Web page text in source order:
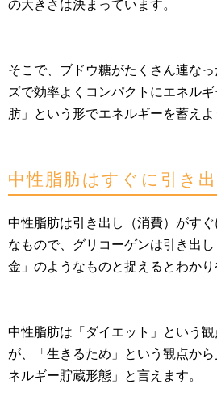
の大きさは決まっています。
そこで、ブドウ糖がたくさん連な
ズで効率よくコンパクトにエネル
肪」という形でエネルギーを蓄え
中性脂肪はすぐに引き
中性脂肪は引き出し（消費）がす
なもので、グリコーゲンは引き出
金」のようなものと捉えるとわかり
中性脂肪は「ダイエット」という
が、「生きるため」という観点か
ネルギー貯蔵形態」と言えます。